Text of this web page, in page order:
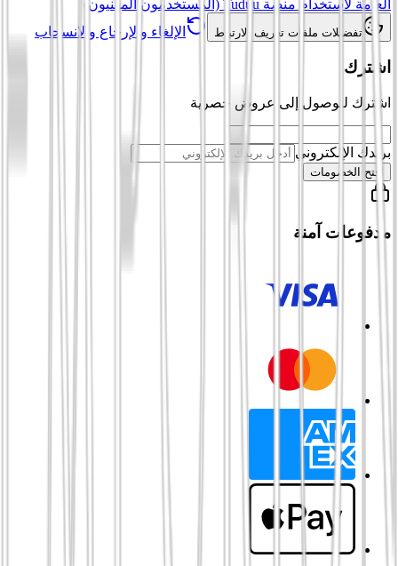
العامة لاستخدام منصة Tuduu (المستخدمون المهنيون)
تفضيلات ملفات تعريف الارتباط الإلغاء والإرجاع والانسحاب
اشترك
اشترك للوصول إلى عروض حصرية
بريدك الإلكتروني
افتح الخصومات
مدفوعات آمنة